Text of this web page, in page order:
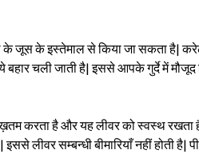
के जूस के इस्तेमाल से किया जा सकता है|
बहार चली जाती है| इससे आपके गुर्दे में मौजूद
करता है और यह लीवर को स्वस्थ रखता
इससे लीवर सम्बन्धी बीमारियाँ नहीं